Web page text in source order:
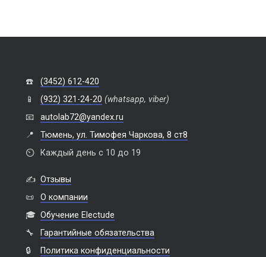
☎️
(3452) 612-420
📱
(932) 321-24-20 (whatsapp, viber)
📧
autolab72@yandex.ru
📍
Тюмень, ул. Тимофея Чаркова, 8 ст8
⏲️
Каждый день с 10 до 19
✍️ Отзывы
📜
О компании
🎓 Обучение Electude
🔧
Гарантийные обязательства
🔒
Политика конфиденциальности